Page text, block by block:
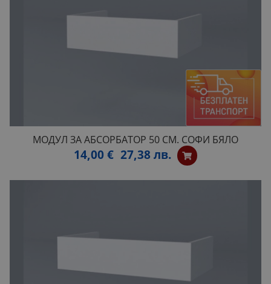
МОДУЛ ЗА АБСОРБАТОР 50 СМ. СОФИ БЯЛО
14,00 € 27,38 лв.